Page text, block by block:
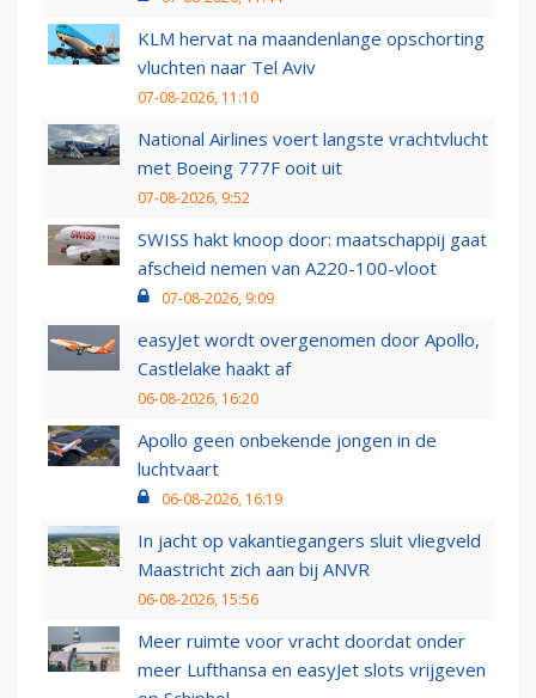
KLM hervat na maandenlange opschorting
vluchten naar Tel Aviv
07-08-2026, 11:10
National Airlines voert langste vrachtvlucht
met Boeing 777F ooit uit
07-08-2026, 9:52
SWISS hakt knoop door: maatschappij gaat
afscheid nemen van A220-100-vloot
07-08-2026, 9:09
easyJet wordt overgenomen door Apollo,
Castlelake haakt af
06-08-2026, 16:20
Apollo geen onbekende jongen in de
luchtvaart
06-08-2026, 16:19
In jacht op vakantiegangers sluit vliegveld
Maastricht zich aan bij ANVR
06-08-2026, 15:56
Meer ruimte voor vracht doordat onder
meer Lufthansa en easyJet slots vrijgeven